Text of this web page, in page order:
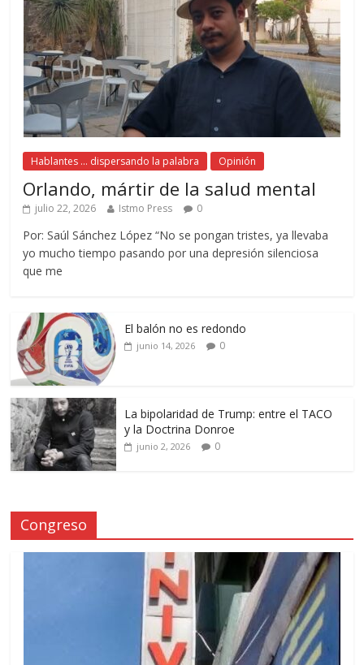
Hablantes ... dispersando la palabra Opinión
Orlando, mártir de la salud mental
julio 22, 2026 Istmo Press 0
Por: Saúl Sánchez López “No se pongan tristes, ya llevaba
yo mucho tiempo pasando por una depresión silenciosa
que me
El balón no es redondo
junio 14, 2026 0
La bipolaridad de Trump: entre el TACO
y la Doctrina Donroe
junio 2, 2026 0
Congreso